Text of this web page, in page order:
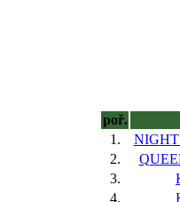
poř.
1.
2.
3.
4.